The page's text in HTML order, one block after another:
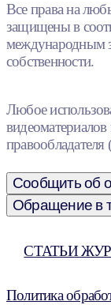
Все права на
защищены в
международным
собственности.
Любое
Сообщить об
Обращение в
СТАТЬИ
Политика